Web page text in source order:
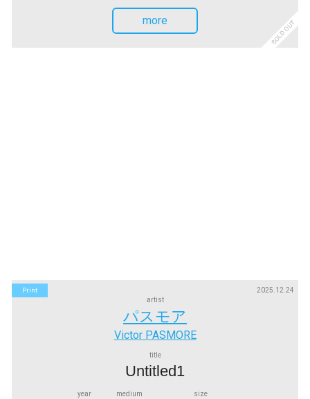
SOLD OUT
more
Print
2025.12.24
artist
パスモア
Victor PASMORE
title
Untitled1
year medium size